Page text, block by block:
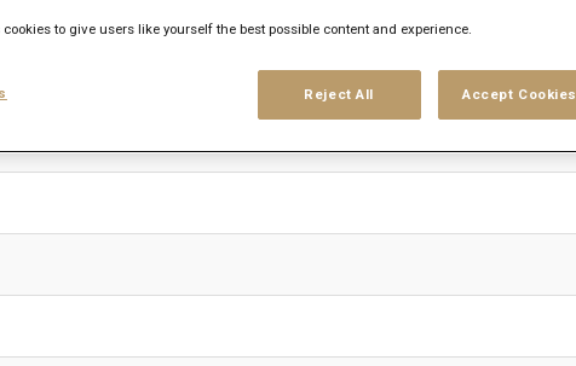
to give users like yourself the best possible content and experience.
Reject All Accept Cookies